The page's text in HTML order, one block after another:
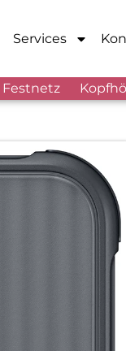
Services
Festnetz